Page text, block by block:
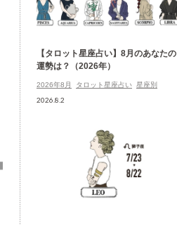
【タロット星座占い】8月のあなたの
運勢は？（2026年）
2026年8月 タロット星座占い 星座別
2026.8.2